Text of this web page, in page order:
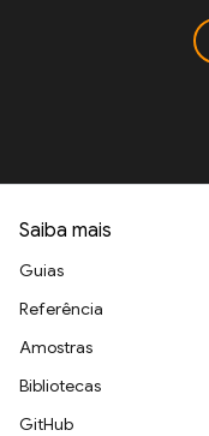
Saiba mais
Guias
Referência
Amostras
Bibliotecas
GitHub